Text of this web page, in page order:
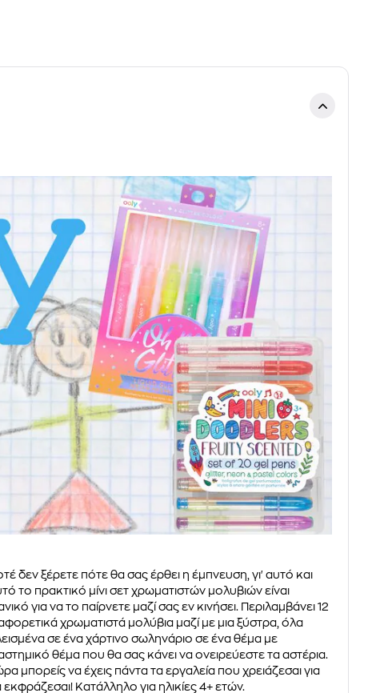
δεν ξέρετε πότε θα σας έρθει η έμπνευση, γι' αυτό και
το πρακτικό μίνι σετ χρωματιστών μολυβιών είναι
για να το παίρνετε μαζί σας εν κινήσει. Περιλαμβάνει 12
χρωματιστά μολύβια μαζί με μια ξύστρα, όλα
σε ένα χάρτινο σωληνάριο σε ένα θέμα με
θέμα που θα σας κάνει να ονειρεύεστε τα αστέρια.
μπορείς να έχεις πάντα τα εργαλεία που χρειάζεσαι για
εκφράζεσαι! Κατάλληλο για ηλικίες 4+ ετών.